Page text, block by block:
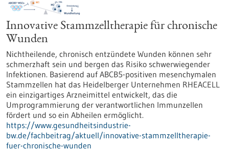
Innovative Stammzelltherapie für chronische
Wunden
Nichtheilende, chronisch entzündete Wunden können sehr
schmerzhaft sein und bergen das Risiko schwerwiegender
Infektionen. Basierend auf ABCB5-positiven mesenchymalen
Stammzellen hat das Heidelberger Unternehmen RHEACELL
ein einzigartiges Arzneimittel entwickelt, das die
Umprogrammierung der verantwortlichen Immunzellen
fördert und so ein Abheilen ermöglicht.
https://www.gesundheitsindustrie-
bw.de/fachbeitrag/aktuell/innovative-stammzelltherapie-
fuer-chronische-wunden